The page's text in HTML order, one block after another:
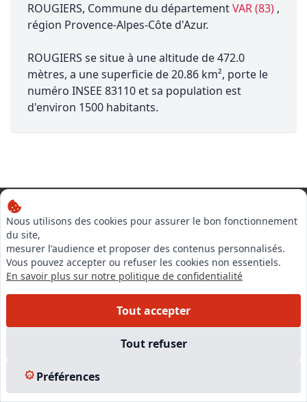
ROUGIERS, Commune du départementVAR (83) ,
région Provence-Alpes-Côte d'Azur.
ROUGIERS se situe à une altitude de 472.0
mètres, a une superficie de 20.86 km², porte le
numéro INSEE 83110 et sa population est
d'environ 1500 habitants.
Nous utilisons des cookies pour assurer le bon fonctionnement
du site,
mesurer l'audience et proposer des contenus personnalisés.
Vous pouvez accepter ou refuser les cookies non essentiels.
En savoir plus sur notre politique de confidentialité
Tout accepter
Tout refuser
Préférences
Notre équipe est à votre écoute pour vous accompagner dans
votre projet,
du financement de votre formation à la création de votre
entreprise